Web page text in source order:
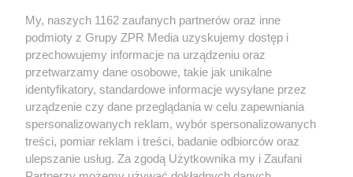
Żaden utwór zamieszczony w serwisie nie może być powielany i
rozpowszechniany lub dalej rozpowszechniany w jakikolwiek sposób (w
tym także elektroniczny lub mechaniczny) na jakimkolwiek polu
eksploatacji w jakiejkolwiek formie, włącznie z umieszczaniem w Internecie
bez pisemnej zgody właściciela praw. Jakiekolwiek użycie lub
wykorzystanie utworów w całości lub w części z naruszeniem prawa, tzn.
bez właściwej zgody, jest zabronione pod groźbą kary i może być ścigane
prawnie.
My, naszych 1162 zaufanych partnerów oraz inne
podmioty z Grupy ZPR Media uzyskujemy dostęp i
przechowujemy informacje na urządzeniu oraz
przetwarzamy dane osobowe, takie jak unikalne
identyfikatory, standardowe informacje wysyłane przez
urządzenie czy dane przeglądania w celu zapewniania
spersonalizowanych reklam, wybór spersonalizowanych
treści, pomiar reklam i treści, badanie odbiorców oraz
ulepszanie usług. Za zgodą Użytkownika my i Zaufani